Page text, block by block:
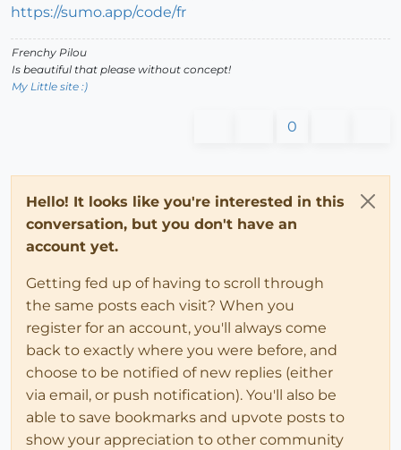
https://sumo.app/code/fr
Frenchy Pilou
Is beautiful that please without concept!
My Little site :)
0
Hello! It looks like you're interested in this
conversation, but you don't have an
account yet.
Getting fed up of having to scroll through
the same posts each visit? When you
register for an account, you'll always come
back to exactly where you were before, and
choose to be notified of new replies (either
via email, or push notification). You'll also be
able to save bookmarks and upvote posts to
show your appreciation to other community